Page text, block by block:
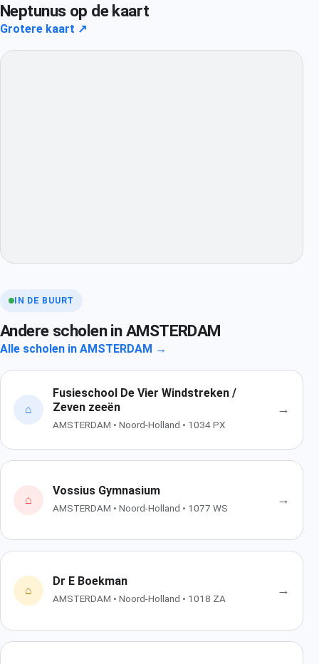
Neptunus op de kaart
Grotere kaart ↗
IN DE BUURT
Andere scholen in AMSTERDAM
Alle scholen in AMSTERDAM →
⌂
Fusieschool De Vier Windstreken /
Zeven zeeën
AMSTERDAM • Noord-Holland • 1034 PX
→
⌂
Vossius Gymnasium
AMSTERDAM • Noord-Holland • 1077 WS
→
⌂
Dr E Boekman
AMSTERDAM • Noord-Holland • 1018 ZA
→